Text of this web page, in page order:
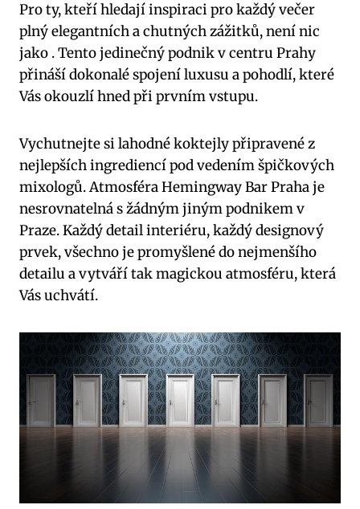
Pro ty, kteří hledají inspiraci pro každý večer
plný elegantních a chutných zážitků, není nic
jako . Tento jedinečný podnik v centru Prahy
přináší dokonalé spojení luxusu a pohodlí, které
Vás okouzlí hned při prvním vstupu.
Vychutnejte si lahodné koktejly připravené z
nejlepších ingrediencí pod vedením špičkových
mixologů. Atmosféra Hemingway Bar Praha je
nesrovnatelná s žádným jiným podnikem v
Praze. Každý detail interiéru, každý designový
prvek, všechno je promyšlené do nejmenšího
detailu a vytváří tak magickou atmosféru, která
Vás uchvátí.